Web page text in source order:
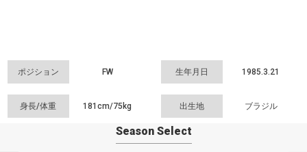
ポジション FW 生年月日 1985.3.21
身長/体重 181cm/75kg 出生地 ブラジル
Season Select